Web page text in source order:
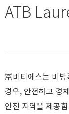
ATB
㈜비티에스는 비
경우, 안전하고 경
안전 지역을 제공